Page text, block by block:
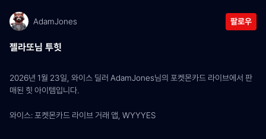
AdamJones 팔로우
젤라또님 투힛
2026년 1월 23일, 와이스 딜러 AdamJones님의 포켓몬카드 라이브에서 판
매된 힛 아이템입니다.
와이스: 포켓몬카드 라이브 거래 앱, WYYYES